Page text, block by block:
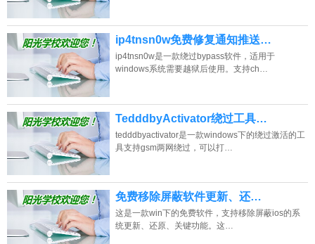
ip4tnsn0w免费修复通知推送…
ip4tnsn0w是一款绕过bypass软件，适用于
windows系统需要越狱后使用。支持ch…
TedddbyActivator绕过工具…
tedddbyactivator是一款windows下的绕过激活的工
具支持gsm两网绕过，可以打…
免费移除屏蔽软件更新、还…
这是一款win下的免费软件，支持移除屏蔽ios的系
统更新、还原、关键功能。这…